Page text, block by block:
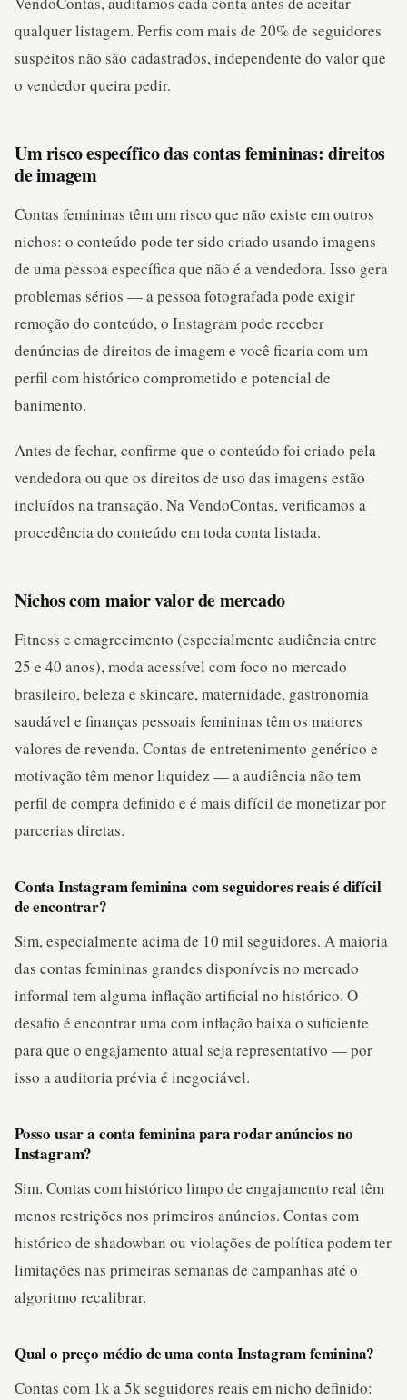
qualquer listagem. Perfis com mais de 20% de seguidores
suspeitos não são cadastrados, independente do valor que
o vendedor queira pedir.
Um risco específico das contas femininas: direitos
de imagem
Contas femininas têm um risco que não existe em outros
nichos: o conteúdo pode ter sido criado usando imagens
de uma pessoa específica que não é a vendedora. Isso gera
problemas sérios — a pessoa fotografada pode exigir
remoção do conteúdo, o Instagram pode receber
denúncias de direitos de imagem e você ficaria com um
perfil com histórico comprometido e potencial de
banimento.
Antes de fechar, confirme que o conteúdo foi criado pela
vendedora ou que os direitos de uso das imagens estão
incluídos na transação. Na VendoContas, verificamos a
procedência do conteúdo em toda conta listada.
Nichos com maior valor de mercado
Fitness e emagrecimento (especialmente audiência entre
25 e 40 anos), moda acessível com foco no mercado
brasileiro, beleza e skincare, maternidade, gastronomia
saudável e finanças pessoais femininas têm os maiores
valores de revenda. Contas de entretenimento genérico e
motivação têm menor liquidez — a audiência não tem
perfil de compra definido e é mais difícil de monetizar por
parcerias diretas.
Conta Instagram feminina com seguidores reais é difícil
de encontrar?
Sim, especialmente acima de 10 mil seguidores. A maioria
das contas femininas grandes disponíveis no mercado
informal tem alguma inflação artificial no histórico. O
desafio é encontrar uma com inflação baixa o suficiente
para que o engajamento atual seja representativo — por
isso a auditoria prévia é inegociável.
Posso usar a conta feminina para rodar anúncios no
Instagram?
Sim. Contas com histórico limpo de engajamento real têm
menos restrições nos primeiros anúncios. Contas com
histórico de shadowban ou violações de política podem ter
limitações nas primeiras semanas de campanhas até o
algoritmo recalibrar.
Qual o preço médio de uma conta Instagram feminina?
Contas com 1k a 5k seguidores reais em nicho definido: